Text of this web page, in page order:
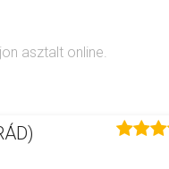
asztalt online.